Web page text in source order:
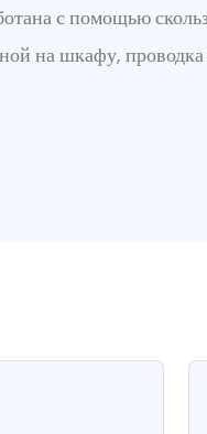
с помощью
на шкафу,